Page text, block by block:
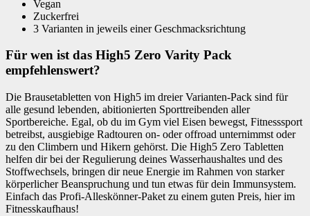
Vegan
Zuckerfrei
3 Varianten in jeweils einer Geschmacksrichtung
Für wen ist das High5 Zero Varity Pack
empfehlenswert?
Die Brausetabletten von High5 im dreier Varianten-Pack sind für
alle gesund lebenden, abitionierten Sporttreibenden aller
Sportbereiche. Egal, ob du im Gym viel Eisen bewegst, Fitnesssport
betreibst, ausgiebige Radtouren on- oder offroad unternimmst oder
zu den Climbern und Hikern gehörst. Die High5 Zero Tabletten
helfen dir bei der Regulierung deines Wasserhaushaltes und des
Stoffwechsels, bringen dir neue Energie im Rahmen von starker
körperlicher Beanspruchung und tun etwas für dein Immunsystem.
Einfach das Profi-Alleskönner-Paket zu einem guten Preis, hier im
Fitnesskaufhaus!